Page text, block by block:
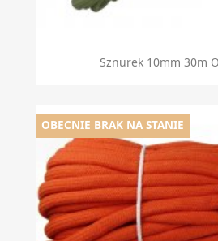
Sznurek 10mm 30m
OBECNIE BRAK NA STANIE